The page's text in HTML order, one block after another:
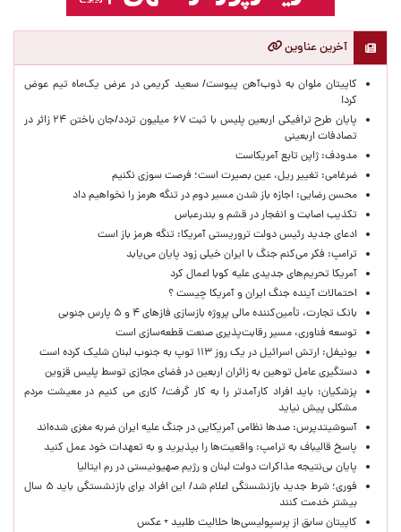
آخرین عناوین
کاپیتان ملوان به ذوب‌آهن پیوست/ سعید کریمی در عرض یک‌ماه تیم عوض
کرد!
پایان طرح ترافیکی اربعین پلیس با ثبت ۶۷ میلیون تردد/جان باختن ۲۴ زائر در
تصادفات اربعینی
مدودف: ژاپن تابع آمریکاست
ضرغامی: تغییر ریل، عین بصیرت است؛ فرصت سوزی نکنیم
محسن رضایی: اجازه باز شدن مسیر دوم در تنگه هرمز را نخواهیم داد
تکذیب اصابت و انفجار در قشم و بندرعباس
ادعای جدید رئیس دولت تروریستی آمریکا: تنگه هرمز باز است
ترامپ: فکر می‌کنم جنگ با ایران خیلی زود پایان می‌یابد
آمریکا تحریم‌های جدیدی علیه کوبا اعمال کرد
احتمالات آینده جنگ ایران و آمریکا چیست ؟
بانک تجارت، تأمین‌کننده مالی پروژه بازسازی فازهای ۴ و ۵ پارس جنوبی
توسعه فناوری، مسیر رقابت‌پذیری صنعت قطعه‌سازی است
یونیفل: ارتش اسرائیل در یک روز ۱۱۳ توپ به جنوب لبنان شلیک کرده است
دستگیری عامل توهین به زائران اربعین در فضای مجازی توسط پلیس قزوین
پزشکیان: باید افراد کارآمدتر را به کار گرفت/ کاری می کنیم در معیشت مردم
مشکلی پیش نیاید
آسوشیتدپرس: صدها نظامی آمریکایی در جنگ علیه ایران ضربه مغزی شده‌اند
پاسخ قالیباف به ترامپ: واقعیت‌ها را بپذیرید و به تعهدات خود عمل کنید
پایان بی‌نتیجه مذاکرات دولت لبنان و رژیم صهیونیستی در رم ایتالیا
فوری؛ شرط جدید بازنشستگی اعلام شد/ این افراد برای بازنشستگی باید ۵ سال
بیشتر خدمت کنند
کاپیتان سابق از پرسپولیسی‌ها حلالیت طلبید + عکس